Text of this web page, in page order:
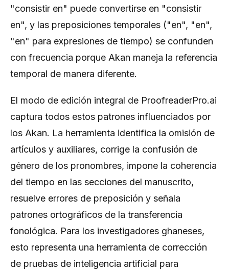
"consistir en" puede convertirse en "consistir
en", y las preposiciones temporales ("en", "en",
"en" para expresiones de tiempo) se confunden
con frecuencia porque Akan maneja la referencia
temporal de manera diferente.
El modo de edición integral de ProofreaderPro.ai
captura todos estos patrones influenciados por
los Akan. La herramienta identifica la omisión de
artículos y auxiliares, corrige la confusión de
género de los pronombres, impone la coherencia
del tiempo en las secciones del manuscrito,
resuelve errores de preposición y señala
patrones ortográficos de la transferencia
fonológica. Para los investigadores ghaneses,
esto representa una herramienta de corrección
de pruebas de inteligencia artificial para